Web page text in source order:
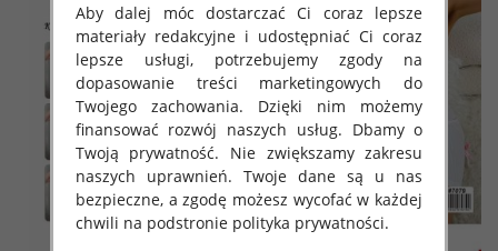
Aby dalej móc dostarczać Ci coraz lepsze
materiały redakcyjne i udostępniać Ci coraz
lepsze usługi, potrzebujemy zgody na
dopasowanie treści marketingowych do
Twojego zachowania. Dzięki nim możemy
finansować rozwój naszych usług. Dbamy o
Twoją prywatność. Nie zwiększamy zakresu
naszych uprawnień. Twoje dane są u nas
bezpieczne, a zgodę możesz wycofać w każdej
chwili na podstronie polityka prywatności.